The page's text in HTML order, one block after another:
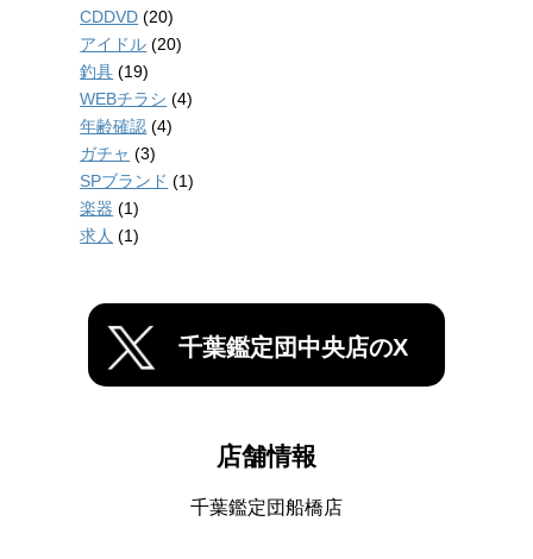
CDDVD (20)
アイドル (20)
釣具 (19)
WEBチラシ (4)
年齢確認 (4)
ガチャ (3)
SPブランド (1)
楽器 (1)
求人 (1)
千葉鑑定団中央店のX
店舗情報
千葉鑑定団船橋店